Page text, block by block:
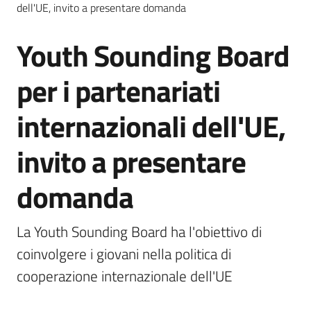
dell'UE, invito a presentare domanda
Salta al contenuto
Youth Sounding Board
per i partenariati
internazionali dell'UE,
invito a presentare
domanda
La Youth Sounding Board ha l'obiettivo di
coinvolgere i giovani nella politica di
cooperazione internazionale dell'UE